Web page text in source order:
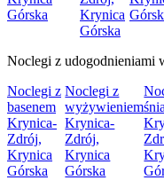
Górska
Krynica
Górska
Noclegi z udogodnieniami
Noclegi z
basenem
Krynica-
Zdrój,
Krynica
Górska
Noclegi z
wyżywieniem
Krynica-
Zdrój,
Krynica
Górska